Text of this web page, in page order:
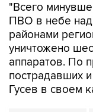
"Всего
ПВО в небе
районами
уничтожено
аппаратов. По
пострадавших
Гусев в своем